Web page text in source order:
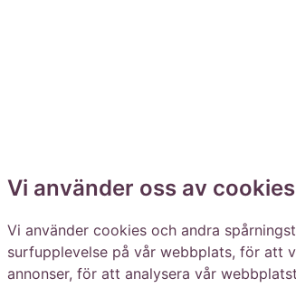
Vi använder oss av cookies
Vi använder cookies och andra
surfupplevelse på vår webbplats, för att
annonser, för att analysera vår